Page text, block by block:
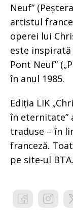
Neuf”
artistul
operei lui
este
Pont Neuf”
în anul 1985.
Ediția LIK
în eternitate”
traduse – în
franceză.
pe site-ul BTA.